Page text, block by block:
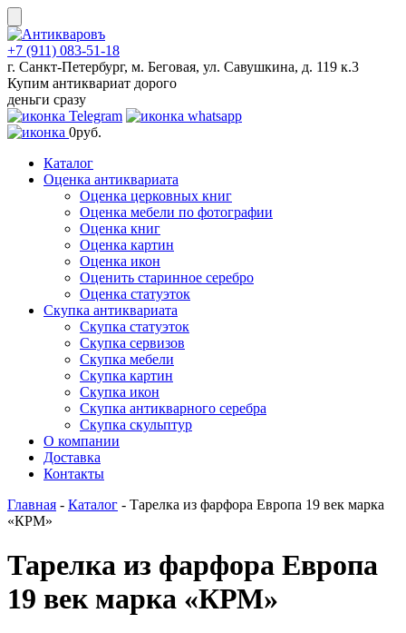
Skip
to
content
+7 (911) 083-51-18
г. Санкт-Петербург, м. Беговая, ул. Савушкина, д. 119 к.3
Купим антиквариат дорого
деньги сразу
0руб.
Каталог
Оценка антиквариата
Оценка церковных книг
Оценка мебели по фотографии
Оценка книг
Оценка картин
Оценка икон
Оценить старинное серебро
Оценка статуэток
Скупка антиквариата
Скупка статуэток
Скупка сервизов
Скупка мебели
Скупка картин
Скупка икон
Скупка антикварного серебра
Скупка скульптур
О компании
Доставка
Контакты
Главная - Каталог - Тарелка из фарфора Европа 19 век марка
«КРМ»
Тарелка из фарфора Европа
19 век марка «КРМ»